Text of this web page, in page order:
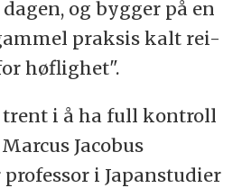
og bygger på en
praksis kalt rei-
høflighet".
trent i å ha full kontroll
Jacobus
professor i Japanstudier